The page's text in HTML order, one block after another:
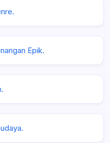
Epik.